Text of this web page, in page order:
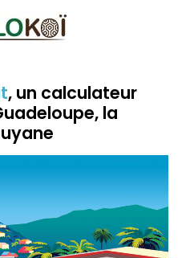
, un calculateur
la